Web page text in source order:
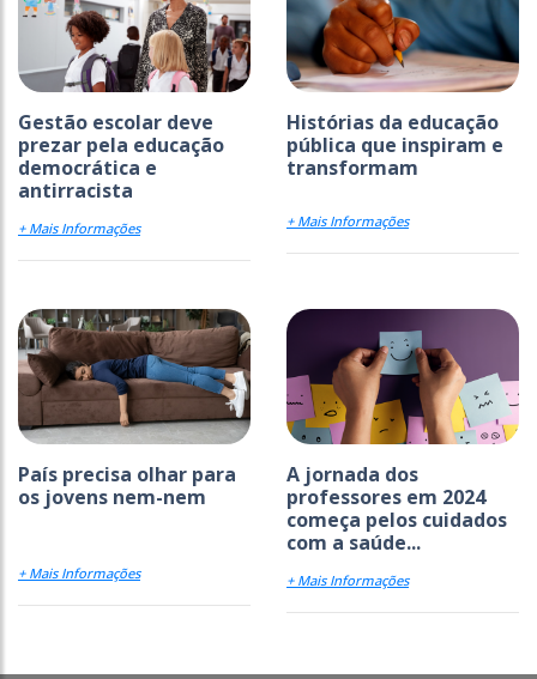
Gestão escolar deve
prezar pela educação
democrática e
antirracista
+ Mais Informações
Histórias da educação
pública que inspiram e
transformam
+ Mais Informações
País precisa olhar para
os jovens nem-nem
+ Mais Informações
A jornada dos
professores em 2024
começa pelos cuidados
com a saúde...
+ Mais Informações